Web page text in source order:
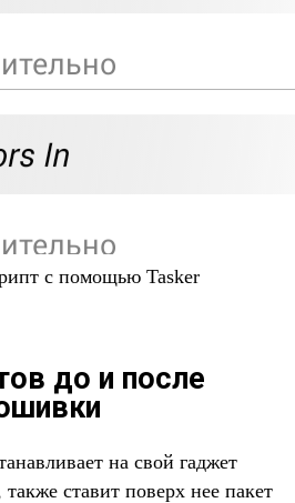
с помощью Tasker
до и после
на свой гаджет
ставит поверх нее пакет